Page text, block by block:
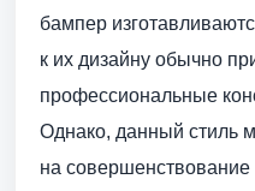
бампер
к их дизайну обычно
профессиональные
Однако, данный стиль
на совершенствование